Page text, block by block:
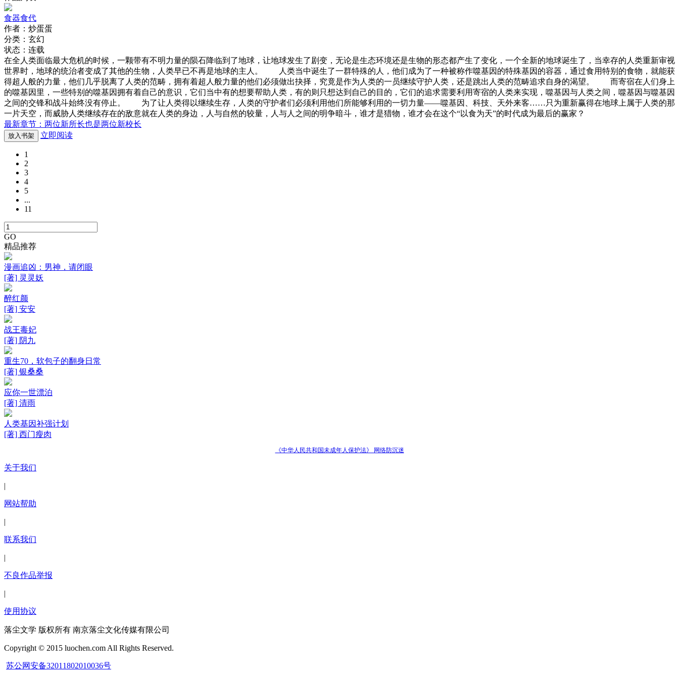
食器食代
作者：炒蛋蛋
分类：玄幻
状态：连载
在全人类面临最大危机的时候，一颗带有不明力量的陨石降临到了地球，让地球发生了剧变，无论是生态环境还是生物的形态都产生了变化，一个全新的地球诞生了，当幸存的人类重新审视
世界时，地球的统治者变成了其他的生物，人类早已不再是地球的主人。 人类当中诞生了一群特殊的人，他们成为了一种被称作噬基因的特殊基因的容器，通过食用特别的食物，就能获
得超人般的力量，他们几乎脱离了人类的范畴，拥有着超人般力量的他们必须做出抉择，究竟是作为人类的一员继续守护人类，还是跳出人类的范畴追求自身的渴望。 而寄宿在人们身上
的噬基因里，一些特别的噬基因拥有着自己的意识，它们当中有的想要帮助人类，有的则只想达到自己的目的，它们的追求需要利用寄宿的人类来实现，噬基因与人类之间，噬基因与噬基因
之间的交锋和战斗始终没有停止。 为了让人类得以继续生存，人类的守护者们必须利用他们所能够利用的一切力量——噬基因、科技、天外来客……只为重新赢得在地球上属于人类的那
一片天空，而威胁人类继续存在的敌意就在人类的身边，人与自然的较量，人与人之间的明争暗斗，谁才是猎物，谁才会在这个“以食为天”的时代成为最后的赢家？
最新章节：两位新所长也是两位新校长
放入书架 立即阅读
1
2
3
4
5
...
11
GO
精品推荐
漫画追凶：男神，请闭眼
[著] 灵灵妖
醉红颜
[著] 安安
战王毒妃
[著] 阴九
重生70，软包子的翻身日常
[著] 银桑桑
应你一世漂泊
[著] 清雨
人类基因补强计划
[著] 西门瘦肉
《中华人民共和国未成年人保护法》 网络防沉迷
关于我们
|
网站帮助
|
联系我们
|
不良作品举报
|
使用协议
落尘文学 版权所有 南京落尘文化传媒有限公司
Copyright © 2015 luochen.com All Rights Reserved.
苏公网安备32011802010036号